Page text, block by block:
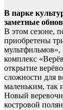
В парке
заметные
В этом сезоне,
приобретены
мультфильмов»,
комплекс
открытие
сложности для
маленьким, так
Новый
костровой